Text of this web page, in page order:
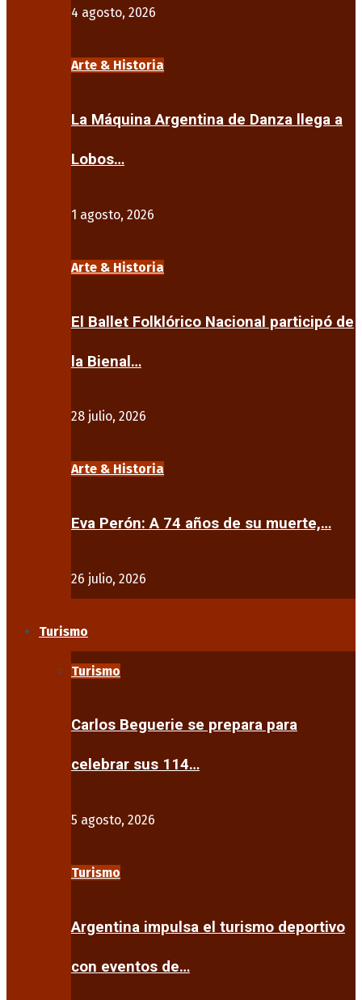
4 agosto, 2026
Arte & Historia
La Máquina Argentina de Danza llega a
Lobos…
1 agosto, 2026
Arte & Historia
El Ballet Folklórico Nacional participó de
la Bienal…
28 julio, 2026
Arte & Historia
Eva Perón: A 74 años de su muerte,…
26 julio, 2026
Turismo
Turismo
Carlos Beguerie se prepara para
celebrar sus 114…
5 agosto, 2026
Turismo
Argentina impulsa el turismo deportivo
con eventos de…